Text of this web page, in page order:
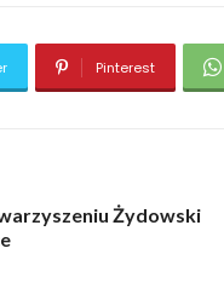
Pinterest
Żydowski